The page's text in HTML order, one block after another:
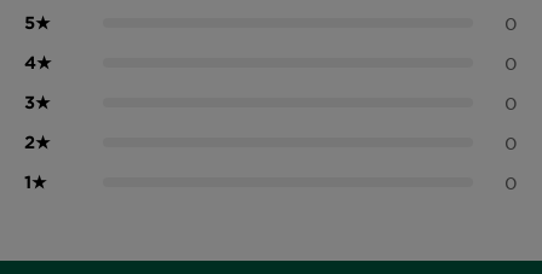
5★ 0
4★ 0
3★ 0
2★ 0
1★ 0